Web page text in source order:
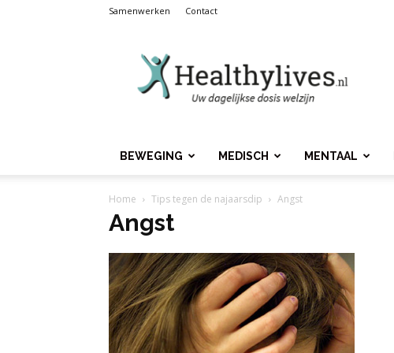
Samenwerken Contact
BEWEGING MEDISCH MENTAAL
Home Tips tegen de najaarsdip Angst
Angst